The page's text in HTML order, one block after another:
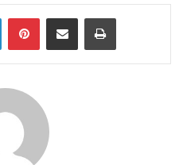
LinkedInPinterestShare via Email Print